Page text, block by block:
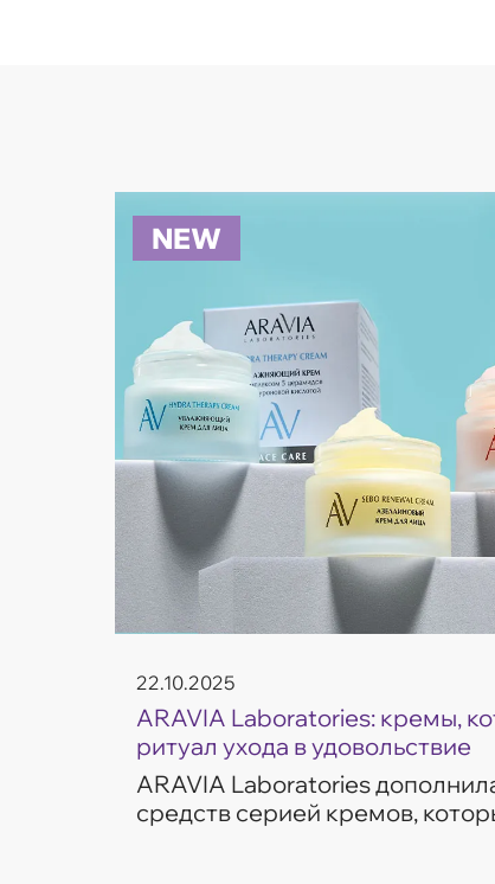
NEW
22.10.2025
ARAVIA Laboratories: кремы,
ритуал ухода в удовольствие
ARAVIA Laboratories
средств серией кремов,